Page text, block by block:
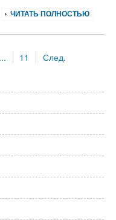
ЧИТАТЬ ПОЛНОСТЬЮ
... 11 След.